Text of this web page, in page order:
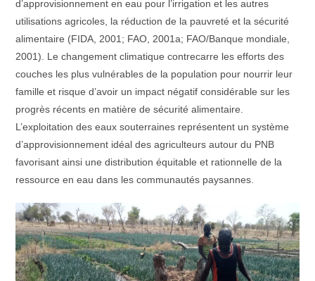
d’approvisionnement en eau pour l’irrigation et les autres
utilisations agricoles, la réduction de la pauvreté et la sécurité
alimentaire (FIDA, 2001; FAO, 2001a; FAO/Banque mondiale,
2001). Le changement climatique contrecarre les efforts des
couches les plus vulnérables de la population pour nourrir leur
famille et risque d’avoir un impact négatif considérable sur les
progrès récents en matière de sécurité alimentaire.
L’exploitation des eaux souterraines représentent un système
d’approvisionnement idéal des agriculteurs autour du PNB
favorisant ainsi une distribution équitable et rationnelle de la
ressource en eau dans les communautés paysannes.